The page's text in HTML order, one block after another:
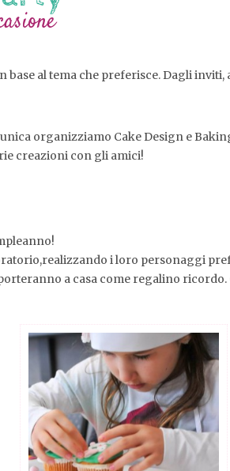
al tema che preferisce. Dagli inviti,
organizziamo Cake Design e
creazioni con gli amici!
i loro personaggi
a casa come regalino